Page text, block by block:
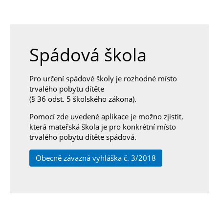
Spádová škola
Pro určení spádové školy je rozhodné místo
trvalého pobytu dítěte
(§ 36 odst. 5 školského zákona).
Pomocí zde uvedené aplikace je možno zjistit,
která mateřská škola je pro konkrétní místo
trvalého pobytu dítěte spádová.
Obecně závazná vyhláška č. 3/2018